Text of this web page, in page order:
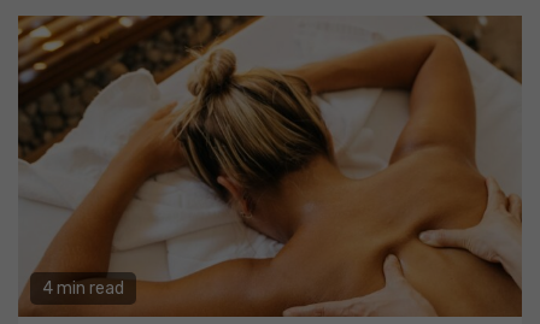
4 min read